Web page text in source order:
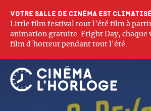
Votre salle de cinéma est
Little film festival tout l'été film à partir
animation gratuite. Fright Day, chaque
film d'horreur pendant tout l'été.